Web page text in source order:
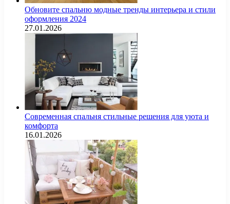
Обновите спальню модные тренды интерьера и стили
оформления 2024
27.01.2026
Современная спальня стильные решения для уюта и
комфорта
16.01.2026